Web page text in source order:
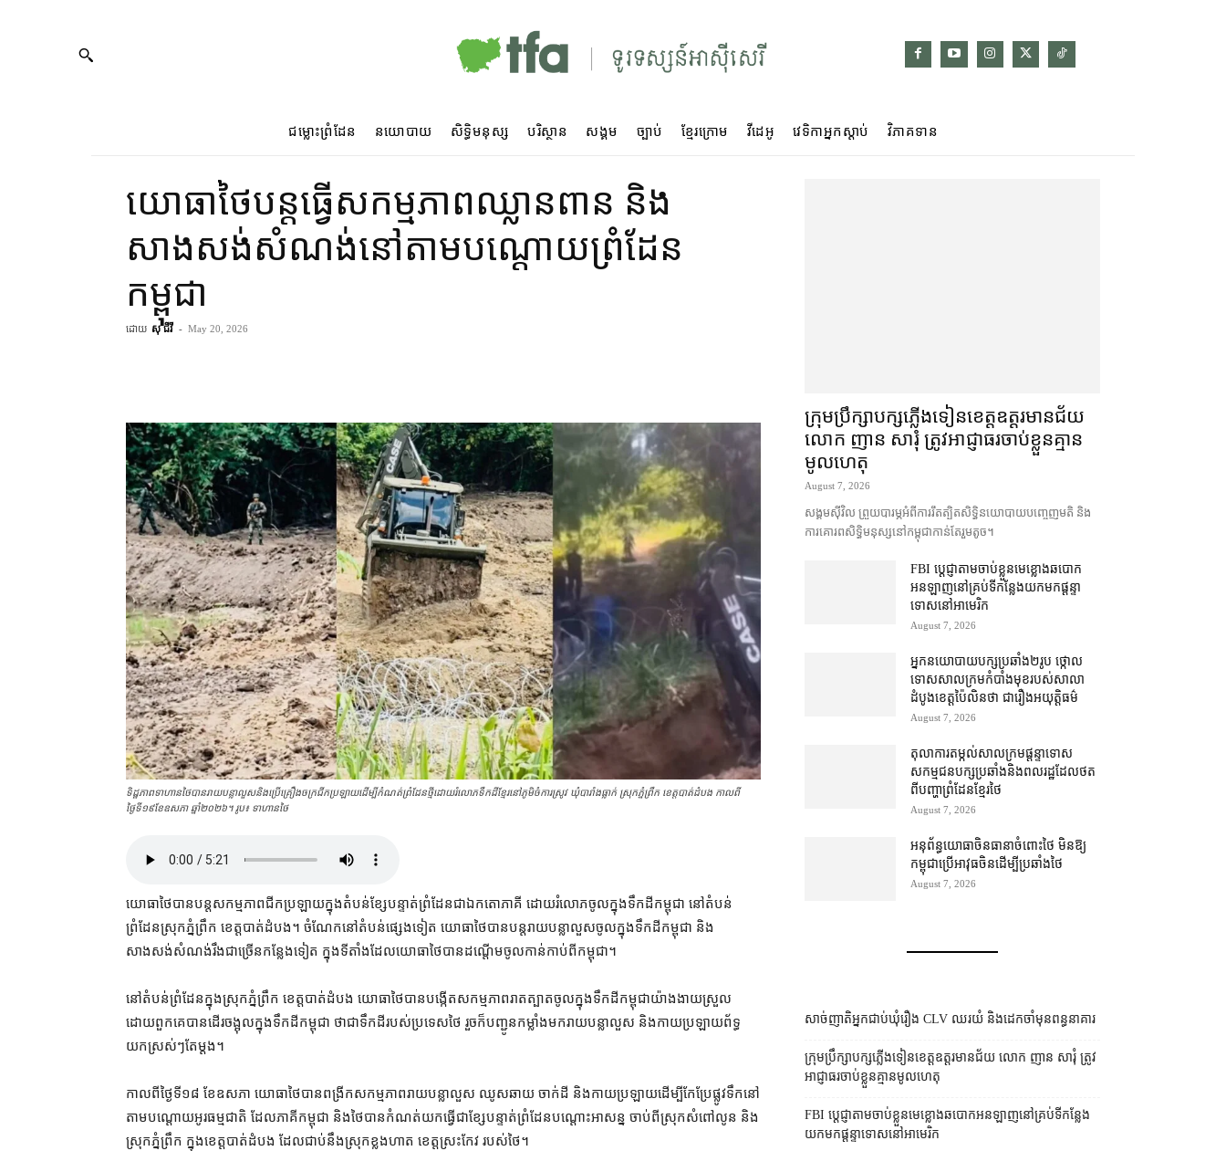
ជម្លោះព្រំដែន នយោបាយ សិទ្ធិមនុស្ស បរិស្ថាន សង្គម ច្បាប់ ខ្មែរក្រោម វីដេអូ វេទិកាអ្នកស្ដាប់ វិភាគទាន
យោធា​ថៃ​បន្ត​ធ្វើ​សកម្មភាព​ឈ្លានពាន និង​
សាងសង់​សំណង់​នៅ​តាម​បណ្ដោយ​ព្រំដែន​
កម្ពុជា
ដោយ សុ ជីវី - May 20, 2026
ទិដ្ឋភាពទាហានថៃបានរាយបន្លាលួសនិងប្រើគ្រឿងចក្រជីកប្រឡាយដើម្បីកំណត់ព្រំដែនថ្មីដោយរំលោភទឹកដីខ្មែរនៅភូមិចំការស្រូវ ឃុំបារាំងធ្លាក់ ស្រុកភ្នំព្រឹក ខេត្តបាត់ដំបង កាលពី
ថ្ងៃទី១៩ខែឧសភា ឆ្នាំ២០២៦។ រូប៖ ទាហាន​ថៃ
យោធា​ថៃ​បាន​បន្តសកម្មភាព​ជីក​ប្រឡាយ​ក្នុង​តំបន់​ខ្សែបន្ទាត់​ព្រំដែន​ជា​ឯកតោភាគី ដោយ​រំលោភ​ចូលក្នុង​ទឹកដី​កម្ពុជា នៅ​តំបន់​
ព្រំដែន​ស្រុក​ភ្នំព្រឹក ខេត្តបាត់ដំបង។ ចំណែក​នៅ​តំបន់​ផ្សេងទៀត យោធា​ថៃ​បាន​បន្ត​រាយ​បន្លា​លួស​ចូលក្នុង​ទឹកដី​កម្ពុជា និង​
សាងសង់​សំណង់​រឹង​ជាច្រើន​កន្លែង​ទៀត ក្នុង​ទីតាំង​ដែល​យោធា​ថៃ​បាន​ដណ្ដើម​ចូលកាន់​កាប់​ពី​កម្ពុជា។
នៅ​តំបន់​ព្រំដែន​ក្នុងស្រុក​ភ្នំព្រឹក ខេត្ត​បាត់ដំបង យោធា​ថៃ​បាន​បង្កើត​សកម្មភាព​រាតត្បាត​ចូលក្នុង​ទឹកដី​កម្ពុជា​យ៉ាង​ងាយស្រួល
ដោយ​ពួកគេ​បាន​ដើរ​ចង្អុល​ក្នុង​ទឹកដី​កម្ពុជា ថា​ជា​ទឹកដី​របស់​ប្រទេស​ថៃ រួច​ក៏​បញ្ជូន​កម្លាំង​មករា​យ​បន្លា​លួស និង​កាយ​ប្រឡាយ​ព័ទ្ធ​
យក​ស្រស់ៗ​តែម្ដង។
កាលពី​ថ្ងៃទី​១៨ ខែឧសភា យោធា​ថៃ​បាន​ពង្រីក​សកម្មភាព​រា​យ​បន្លា​លួស ឈូសឆាយ ចាក់ដី និង​កាយ​ប្រឡាយ​ដើម្បី​កែប្រែ​ផ្លូវទឹក​នៅ​
តាម​បណ្ដោយ​អូរ​ធម្មជាតិ ដែល​ភាគី​កម្ពុជា និង​ថៃ​បាន​កំណត់​យក​ធ្វើជា​ខ្សែបន្ទាត់​ព្រំដែន​បណ្ដោះអាសន្ន ចាប់ពី​ស្រុក​សំពៅ​លូន និង​
ស្រុក​ភ្នំព្រឹក ក្នុង​ខេត្តបាត់ដំបង ដែល​ជាប់​នឹង​ស្រុក​ខ្លងហាត ខេត្ត​ស្រះកែវ របស់​ថៃ។
ក្រុមប្រឹក្សា​បក្ស​ភ្លើងទៀន​ខេត្ត​ឧត្ដរមានជ័យ
លោក ញាន សារុំ ត្រូវ​អាជ្ញាធរ​ចាប់ខ្លួន​គ្មាន​
មូលហេតុ
August 7, 2026
សង្គម​ស៊ីវិល ព្រួយបារម្ភ​អំពី​ការ​រឹតត្បិត​សិទ្ធិ​នយោបាយ​បញ្ចេញមតិ និង​
ការគោរព​សិទ្ធិមនុស្ស​នៅ​កម្ពុជា​កាន់តែ​រួម​តូច។
FBI ប្ដេជ្ញា​តាម​ចាប់ខ្លួន​មេខ្លោង​ឆបោក​
អនឡាញ​នៅ​គ្រប់​ទីកន្លែង​យក​មក​ផ្ដន្ទា
ទោស​នៅ​អាមេរិក
August 7, 2026
អ្នកនយោបាយ​បក្ស​ប្រឆាំង​២​រូប ថ្កោល
ទោស​សាលក្រម​កំបាំងមុខ​របស់​សាលា
ដំបូង​ខេត្ត​ប៉ៃលិន​ថា ជា​រឿង​អយុត្តិធម៌
August 7, 2026
តុលាការ​តម្កល់​សាលក្រម​ផ្ដន្ទាទោស​
សកម្មជន​បក្ស​ប្រឆាំង​និង​ពលរដ្ឋ​ដែល​ថត​
ពី​បញ្ហា​ព្រំដែន​ខ្មែរ​ថៃ
August 7, 2026
អនុព័ន្ធយោធា​ចិន​ធានា​ចំពោះ​ថៃ មិន​ឱ្យ​
កម្ពុជា​ប្រើ​អាវុធ​ចិន​ដើម្បី​ប្រឆាំង​ថៃ ​
August 7, 2026
សាច់ញាតិអ្នកជាប់ឃុំរឿង CLV ឈរយំ និងដេកចាំមុនពន្ធនាគារ
ក្រុមប្រឹក្សា​បក្ស​ភ្លើងទៀន​ខេត្ត​ឧត្ដរមានជ័យ លោក ញាន សារុំ ត្រូវ​
អាជ្ញាធរ​ចាប់ខ្លួន​គ្មាន​មូលហេតុ
FBI ប្ដេជ្ញា​តាម​ចាប់ខ្លួន​មេខ្លោង​ឆបោក​អនឡាញ​នៅ​គ្រប់​ទីកន្លែង​
យក​មក​ផ្ដន្ទាទោស​នៅ​អាមេរិក